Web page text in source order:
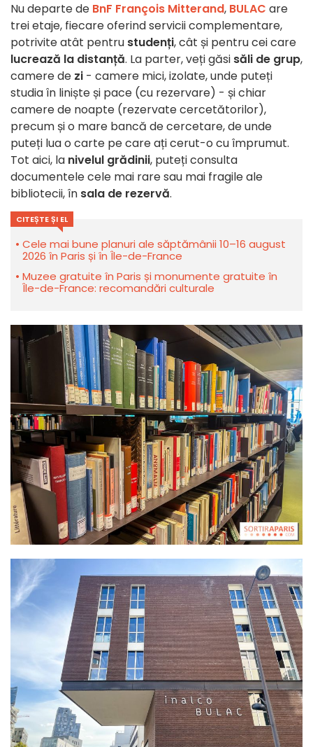
Nu departe de BnF François Mitterand, BULAC are
trei etaje, fiecare oferind servicii complementare,
potrivite atât pentru studenți, cât și pentru cei care
lucrează la distanță. La parter, veți găsi săli de grup,
camere de zi - camere mici, izolate, unde puteți
studia în liniște și pace (cu rezervare) - și chiar
camere de noapte (rezervate cercetătorilor),
precum și o mare bancă de cercetare, de unde
puteți lua o carte pe care ați cerut-o cu împrumut.
Tot aici, la nivelul grădinii, puteți consulta
documentele cele mai rare sau mai fragile ale
bibliotecii, în sala de rezervă.
CITEȘTE ȘI EL
Cele mai bune planuri ale săptămânii 10–16 august
2026 în Paris și în Île-de-France
Muzee gratuite în Paris și monumente gratuite în
Île-de-France: recomandări culturale